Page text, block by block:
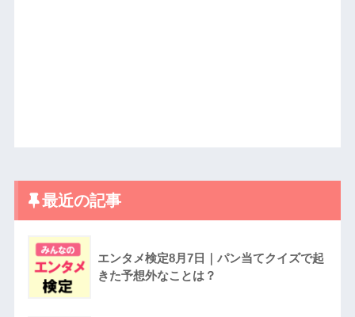
最近の記事
エンタメ検定8月7日｜パン当てクイズで起
きた予想外なことは？